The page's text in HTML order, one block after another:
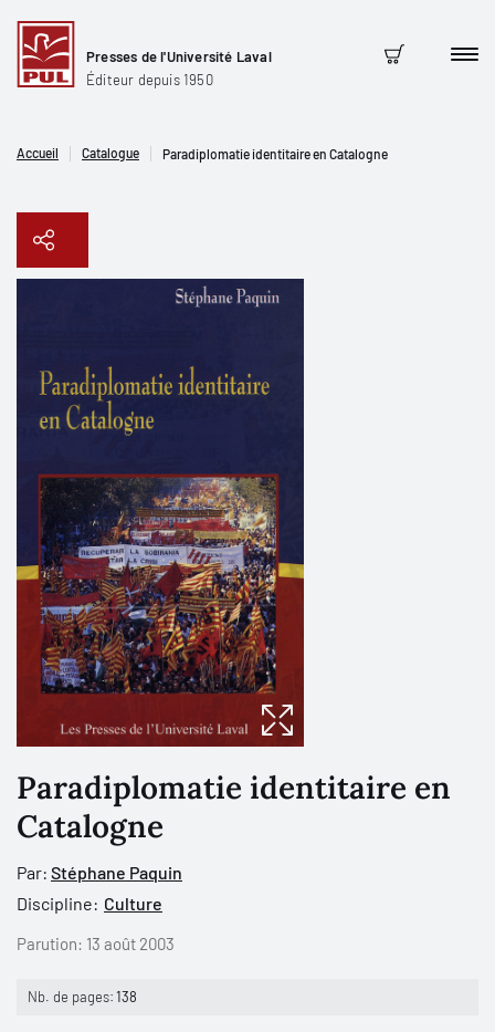
Presses de l'Université Laval
Éditeur depuis 1950
Panier
Accueil Catalogue Paradiplomatie identitaire en Catalogne
Paradiplomatie identitaire en
Catalogne
Par: Stéphane Paquin
Discipline: Culture
Parution: 13 août 2003
Nb. de pages:138